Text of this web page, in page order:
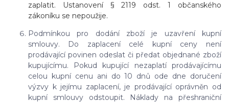
zaplatit. Ustanovení § 2119 odst. 1 občanského
zákoníku se nepoužije.
Podmínkou pro dodání zboží je uzavření kupní
smlouvy. Do zaplacení celé kupní ceny není
prodávající povinen odeslat či předat objednané zboží
kupujícímu. Pokud kupující nezaplatí prodávajícímu
celou kupní cenu ani do 10 dnů ode dne doručení
výzvy k jejímu zaplacení, je prodávající oprávněn od
kupní smlouvy odstoupit. Náklady na přeshraniční